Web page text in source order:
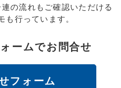
の流れもご確認いただける
も行っています。
ームでお問合せ
フォーム